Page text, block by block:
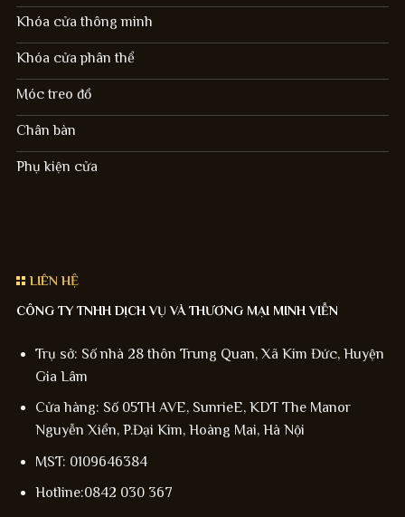
Khóa cửa thông minh
Khóa cửa phân thể
Móc treo đồ
Chân bàn
Phụ kiện cửa
LIÊN HỆ
CÔNG TY TNHH DỊCH VỤ VÀ THƯƠNG MẠI MINH VIỄN
Trụ sở: Số nhà 28 thôn Trung Quan, Xã Kim Đức, Huyện
Gia Lâm
Cửa hàng: Số 05TH AVE, SunrieE, KDT The Manor
Nguyễn Xiển, P.Đại Kim, Hoàng Mai, Hà Nội
MST: 0109646384
Hotline:0842 030 367